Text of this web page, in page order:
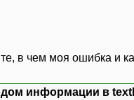
в чем моя ошибка и
информации в